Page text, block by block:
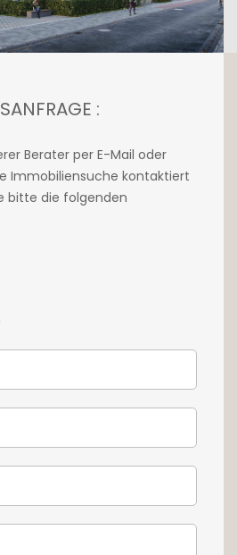
:
Berater per E-Mail oder
Immobiliensuche kontaktiert
bitte die folgenden